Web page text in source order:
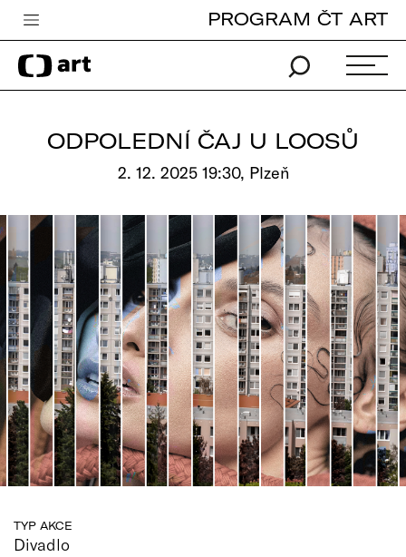
Česká televize
Zpravodajství
Pro děti
edu
Vše o ČT
PROGRAM ČT ART
ODPOLEDNÍ ČAJ U LOOSŮ
2. 12. 2025 19:30, Plzeň
TYP AKCE
Divadlo